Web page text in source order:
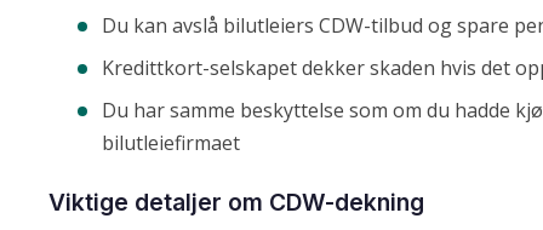
Du kan avslå bilutleiers CDW-tilbud og spare
Kredittkort-selskapet dekker skaden hvis det
Du har samme beskyttelse som om du hadde
bilutleiefirmaet
Viktige detaljer om CDW-dekning